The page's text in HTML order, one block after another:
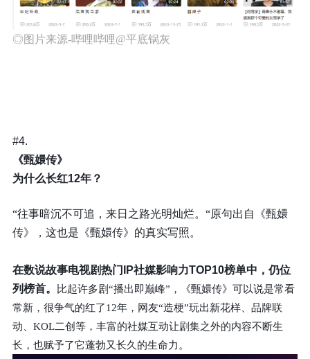
◎图片来源-哔哩哔哩@平底锅灰
#4.
《甄嬛传》
为什么长红12年？
“往事暗沉不可追，来日之路光明灿烂。“原句出自《甄嬛
传》，这也是《甄嬛传》的真实写照。
在数说故事电视剧热门IP社媒影响力TOP10榜单中，仍位
列榜首。
比起许多剧“播出即巅峰”，《甄嬛传》可以说是常看
常新，很争气的红了12年，网友“造梗”玩出新花样、品牌联
动、KOL二创等，丰富的社媒互动让剧集之外的内容不断生
长，也赋予了它蓬勃又长久的生命力。